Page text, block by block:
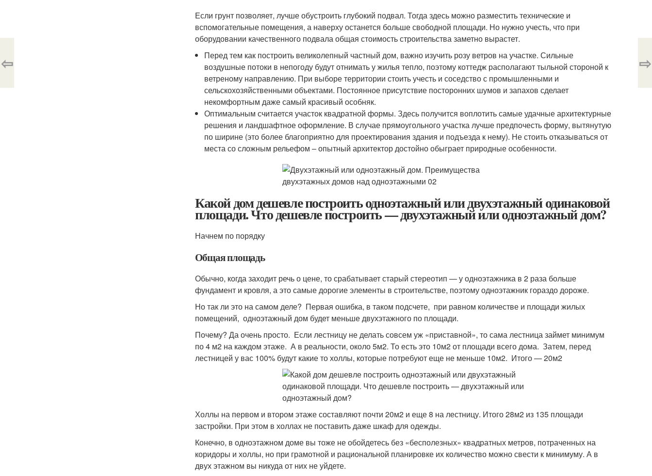
Если грунт позволяет, лучше обустроить глубокий подвал. Тогда здесь можно разместить технические и
вспомогательные помещения, а наверху останется больше свободной площади. Но нужно учесть, что при
оборудовании качественного подвала общая стоимость строительства заметно вырастет.
Перед тем как построить великолепный частный дом, важно изучить розу ветров на участке. Сильные
воздушные потоки в непогоду будут отнимать у жилья тепло, поэтому коттедж располагают тыльной стороной к
ветреному направлению. При выборе территории стоить учесть и соседство с промышленными и
сельскохозяйственными объектами. Постоянное присутствие посторонних шумов и запахов сделает
некомфортным даже самый красивый особняк.
Оптимальным считается участок квадратной формы. Здесь получится воплотить самые удачные архитектурные
решения и ландшафтное оформление. В случае прямоугольного участка лучше предпочесть форму, вытянутую
по ширине (это более благоприятно для проектирования здания и подъезда к нему). Не стоить отказываться от
места со сложным рельефом – опытный архитектор достойно обыграет природные особенности.
Какой дом дешевле построить одноэтажный или двухэтажный одинаковой
площади. Что дешевле построить — двухэтажный или одноэтажный дом?
Начнем по порядку
Общая площадь
Обычно, когда заходит речь о цене, то срабатывает старый стереотип — у одноэтажника в 2 раза больше
фундамент и кровля, а это самые дорогие элементы в строительстве, поэтому одноэтажник гораздо дороже.
Но так ли это на самом деле? Первая ошибка, в таком подсчете, при равном количестве и площади жилых
помещений, одноэтажный дом будет меньше двухэтажного по площади.
Почему? Да очень просто. Если лестницу не делать совсем уж «приставной», то сама лестница займет минимум
по 4 м2 на каждом этаже. А в реальности, около 5м2. То есть это 10м2 от площади всего дома. Затем, перед
лестницей у вас 100% будут какие то холлы, которые потребуют еще не меньше 10м2. Итого — 20м2
Холлы на первом и втором этаже составляют почти 20м2 и еще 8 на лестницу. Итого 28м2 из 135 площади
застройки. При этом в холлах не поставить даже шкаф для одежды.
Конечно, в одноэтажном доме вы тоже не обойдетесь без «бесполезных» квадратных метров, потраченных на
коридоры и холлы, но при грамотной и рациональной планировке их количество можно свести к минимуму. А в
двух этажном вы никуда от них не уйдете.
⇦ ⇨